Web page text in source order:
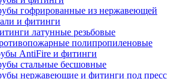
гофрированные из нержавеющей
и фитинги
латунные резьбовые
полипропиленовые
AntiFire и фитинги
стальные бесшовные
нержавеющие и фитинги под пресс